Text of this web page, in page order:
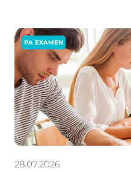
PA EXAMEN
28.07.2026